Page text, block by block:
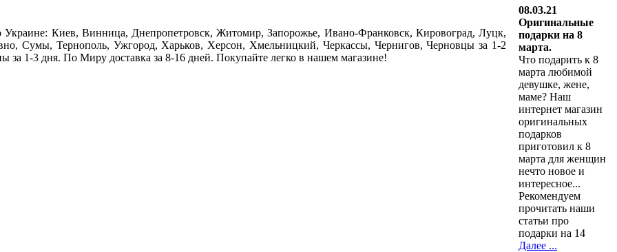
Украине: Киев, Винница, Днепропетровск, Житомир, Запорожье, Ивано-Франковск, Кировоград, Луцк,
Сумы, Тернополь, Ужгород, Харьков, Херсон, Хмельницкий, Черкассы, Чернигов, Черновцы за 1-2
за 1-3 дня. По Миру доставка за 8-16 дней. Покупайте легко в нашем магазине!
08.03.21
Оригинальные
подарки на 8
марта.
Что подарить к 8
марта любимой
девушке, жене,
маме? Наш
интернет магазин
оригинальных
подарков
приготовил к 8
марта для женщин
нечто новое и
интересное...
Рекомендуем
прочитать наши
статьи про
подарки на 14
Далее ...